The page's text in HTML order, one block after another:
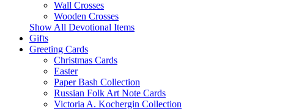
Wall Crosses
Wooden Crosses
Show All Devotional Items
Gifts
Greeting Cards
Christmas Cards
Easter
Paper Bash Collection
Russian Folk Art Note Cards
Victoria A. Kochergin Collection